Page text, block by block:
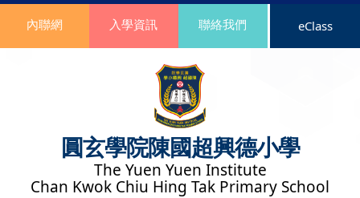
圓玄學院陳國超興德小學
The Yuen Yuen Institute
Chan Kwok Chiu Hing Tak Primary School
內聯網 入學資訊 聯絡我們 eClass